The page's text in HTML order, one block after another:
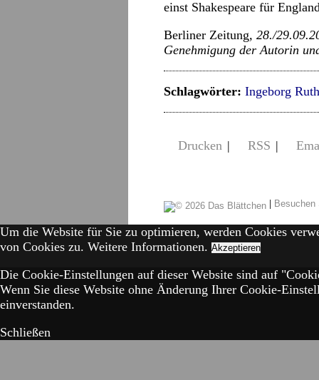
einst Shakespeare für
Berliner Zeitung, 28./
Genehmigung der Autorin
Schlagwörter: Ingeborg
Drucken | RSS |
|
Um die Website für Sie zu optimieren, werden Cookies
von Cookies zu. Weitere Informationen. Akzeptieren
Die Cookie-Einstellungen auf dieser Website sind auf
Wenn Sie diese Website ohne Änderung Ihrer Cookie-
einverstanden.
Schließen